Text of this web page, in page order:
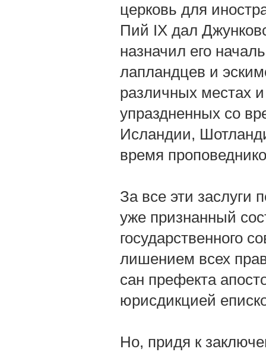
церковь для
Пий IX дал
назначил его
лапландцев и
различных местах
упраздненных со
Исландии,
время
За все эти заслуги
уже признанный
государственного
лишением всех
сан префекта
юрисдикцией
Но, придя к